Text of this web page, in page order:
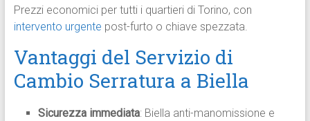
Prezzi economici per tutti i quartieri di Torino, con
intervento urgente post-furto o chiave spezzata.
Vantaggi del Servizio di
Cambio Serratura a Biella
Sicurezza immediata: Biella anti-manomissione e